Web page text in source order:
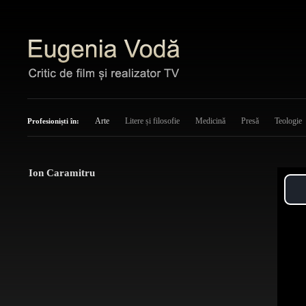
Profesioniști în: Arte Litere și filosofie Medicină Presă Teologie
Ion Caramitru